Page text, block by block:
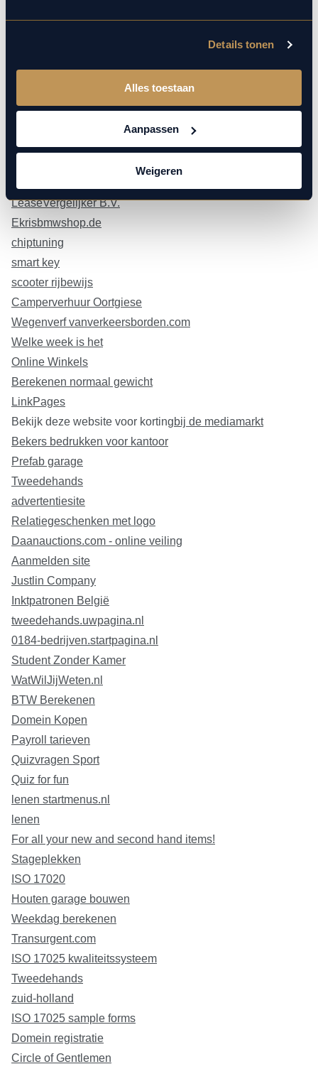
Details tonen
Alles toestaan
Aanpassen
Weigeren
Lease
lease
LeaseVergelijker B.V.
Ekrisbmwshop.de
chiptuning
smart key
scooter rijbewijs
Camperverhuur Oortgiese
Wegenverf vanverkeersborden.com
Welke week is het
Online Winkels
Berekenen normaal gewicht
LinkPages
Bekijk deze website voor kortingbij de mediamarkt
Bekers bedrukken voor kantoor
Prefab garage
Tweedehands
advertentiesite
Relatiegeschenken met logo
Daanauctions.com - online veiling
Aanmelden site
Justlin Company
Inktpatronen België
tweedehands.uwpagina.nl
0184-bedrijven.startpagina.nl
Student Zonder Kamer
WatWilJijWeten.nl
BTW Berekenen
Domein Kopen
Payroll tarieven
Quizvragen Sport
Quiz for fun
lenen startmenus.nl
lenen
For all your new and second hand items!
Stageplekken
ISO 17020
Houten garage bouwen
Weekdag berekenen
Transurgent.com
ISO 17025 kwaliteitssysteem
Tweedehands
zuid-holland
ISO 17025 sample forms
Domein registratie
Circle of Gentlemen